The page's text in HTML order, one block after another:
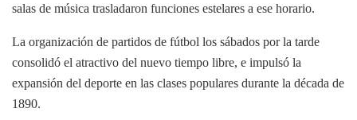
salas de música trasladaron funciones estelares a ese horario.
La organización de partidos de fútbol los sábados por la tarde
consolidó el atractivo del nuevo tiempo libre, e impulsó la
expansión del deporte en las clases populares durante la década de
1890.